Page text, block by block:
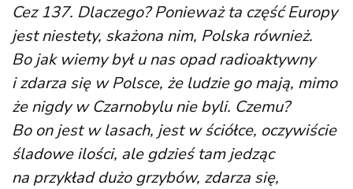
Cez 137. Dlaczego? Ponieważ ta część Europy
jest niestety, skażona nim, Polska również.
Bo jak wiemy był u nas opad radioaktywny
i zdarza się w Polsce, że ludzie go mają, mimo
że nigdy w Czarnobylu nie byli. Czemu?
Bo on jest w lasach, jest w ściółce, oczywiście
śladowe ilości, ale gdzieś tam jedząc
na przykład dużo grzybów, zdarza się,